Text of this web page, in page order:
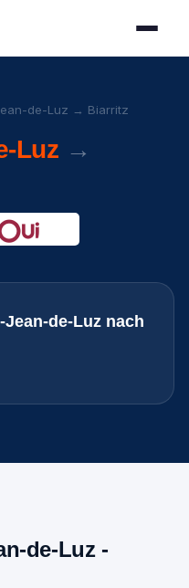
de-Luz → Biarritz
Luz →
de-Luz nach
de-Luz -